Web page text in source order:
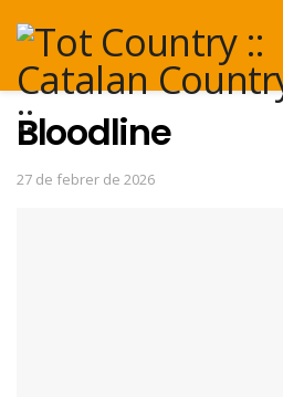
Bloodline
27 de febrer de 2026